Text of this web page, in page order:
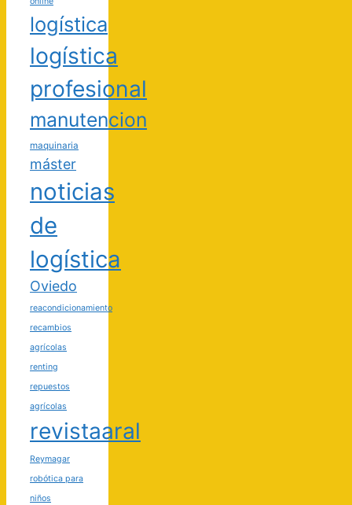
logística
logística
profesional
manutencion
maquinaria
máster
noticias
de
logística
Oviedo
reacondicionamiento
recambios
agrícolas
renting
repuestos
agrícolas
revistaaral
Reymagar
robótica para
niños